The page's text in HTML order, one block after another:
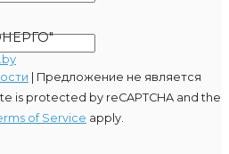
| Предложение не является
is protected by reCAPTCHA and the
of Service apply.